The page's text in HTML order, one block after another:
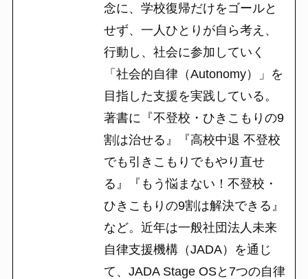
念に、学校復帰だけをゴールと
せず、一人ひとりが自ら考え、
行動し、社会に参加していく
「社会的自律（Autonomy）」を
目指した支援を実践している。
著書に『不登校・ひきこもりの9
割は治せる』『高校中退 不登校
でも引きこもりでもやり直せ
る』『もう悩まない！不登校・
ひきこもりの9割は解決できる』
など。近年は一般社団法人未来
自律支援機構（JADA）を通じ
て、JADA Stage OSと7つの自律